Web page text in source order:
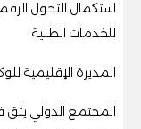
استكمال التحول
للخدمات الطبية
المديرة الإقليمية
المجتمع الدولي